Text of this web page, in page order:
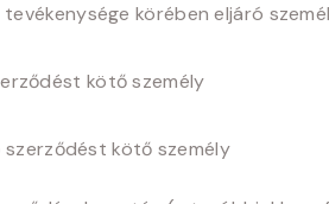
körében eljáró
kötő személy
kötő személy